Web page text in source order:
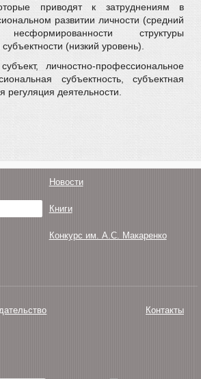
приводят к затруднениям в
развитии личности (средний
структуры
(низкий уровень).
личностно-профессиональное
субъектность, субъектная
регуляция деятельности.
Новости
Книги
Конкурс им. А.С. Макаренко
Контакты